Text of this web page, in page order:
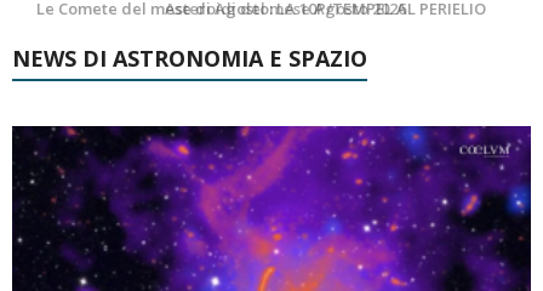
Asteroidi del mese Agosto 2026
NEWS DI ASTRONOMIA E SPAZIO